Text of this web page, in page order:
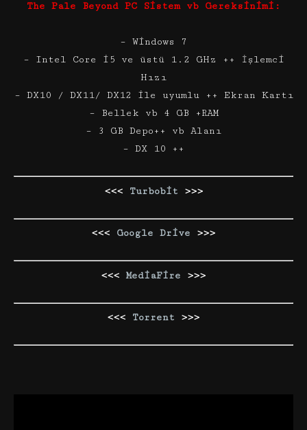
The Pale Beyond PC Sistem vb Gereksinimi:
– Windows 7
– Intel Core i5 ve üstü 1.2 GHz ++ İşlemci
Hızı
– DX10 / DX11/ DX12 ile uyumlu ++ Ekran Kartı
– Bellek vb 4 GB +RAM
– 3 GB Depo++ vb Alanı
– DX 10 ++
<<< Turbobit >>>
<<< Google Drive >>>
<<< MediaFire >>>
<<< Torrent >>>